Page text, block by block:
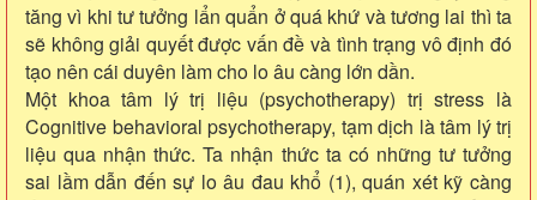
tăng vì khi tư tưởng lẩn quẩn ở quá khứ và tương lai thì ta
sẽ không giải quyết được vấn đề và tình trạng vô định đó
tạo nên cái duyên làm cho lo âu càng lớn dần.
Một khoa tâm lý trị liệu (psychotherapy) trị stress là
Cognitive behavioral psychotherapy, tạm dịch là tâm lý trị
liệu qua nhận thức. Ta nhận thức ta có những tư tưởng
sai lầm dẫn đến sự lo âu đau khổ (1), quán xét kỹ càng